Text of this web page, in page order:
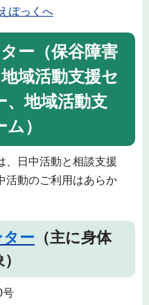
ぽっくへ
ー（保谷障害
域活動支援セ
、地域活動支
）
日中活動と相談支援
活動のご利用はあらか
ー （主に身体
号